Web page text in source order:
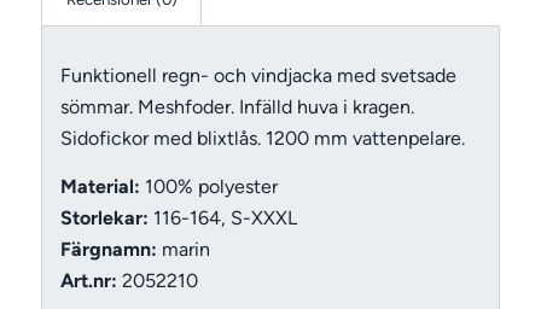
Funktionell regn- och vindjacka med svetsade
sömmar. Meshfoder. Infälld huva i kragen.
Sidofickor med blixtlås. 1200 mm vattenpelare.
Material: 100% polyester
Storlekar: 116-164, S-XXXL
Färgnamn: marin
Art.nr: 2052210